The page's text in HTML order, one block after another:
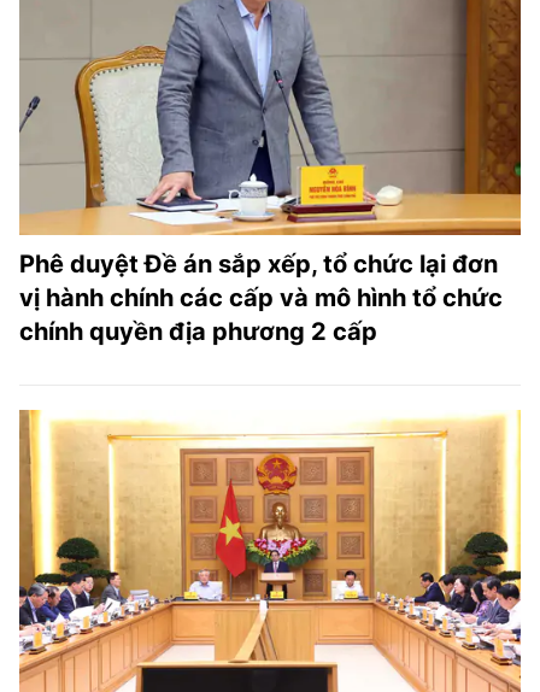
Phê duyệt Đề án sắp xếp, tổ chức lại đơn
vị hành chính các cấp và mô hình tổ chức
chính quyền địa phương 2 cấp